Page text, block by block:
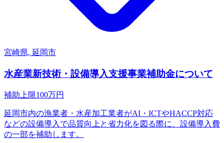
宮崎県, 延岡市
水産業新技術・設備導入支援事業補助金について
補助上限100万円
延岡市内の漁業者・水産加工業者がAI・ICTやHACCP対応
などの設備導入で品質向上と省力化を図る際に、設備導入費
の一部を補助します。